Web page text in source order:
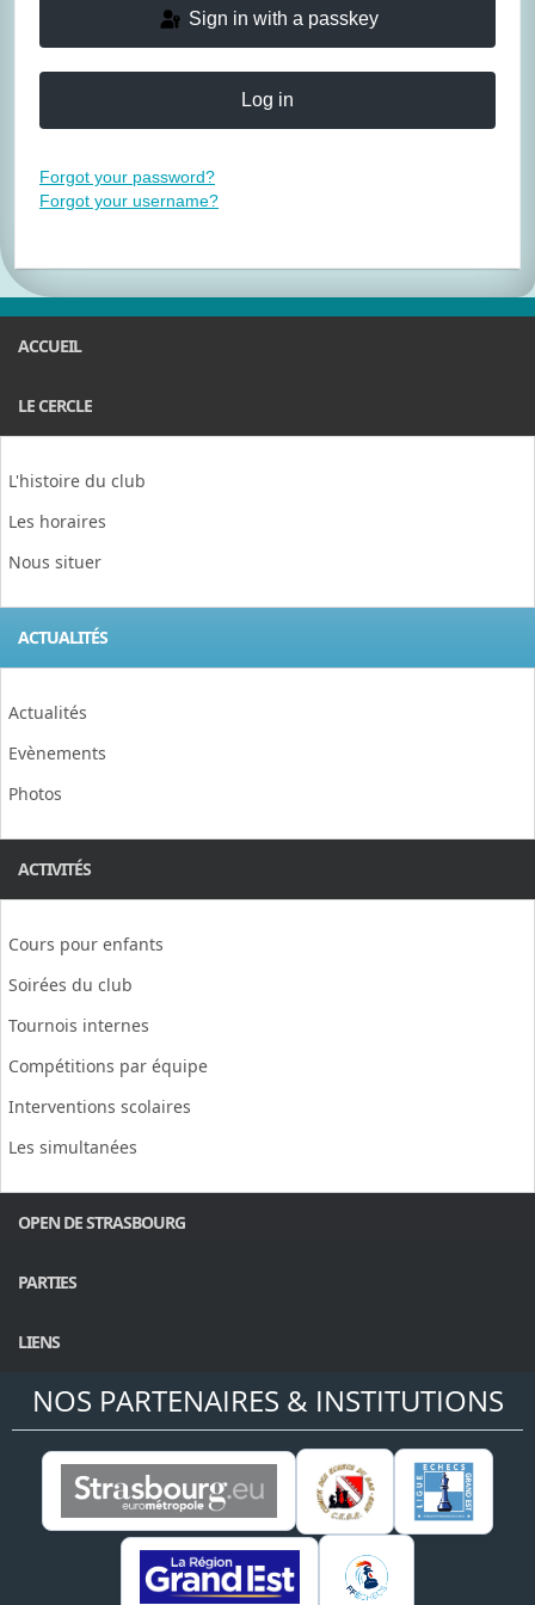
Sign in with a passkey
Log in
Forgot your password?
Forgot your username?
ACCUEIL
LE CERCLE
L'histoire du club
Les horaires
Nous situer
ACTUALITÉS
Actualités
Evènements
Photos
ACTIVITÉS
Cours pour enfants
Soirées du club
Tournois internes
Compétitions par équipe
Interventions scolaires
Les simultanées
OPEN DE STRASBOURG
PARTIES
LIENS
NOS PARTENAIRES & INSTITUTIONS